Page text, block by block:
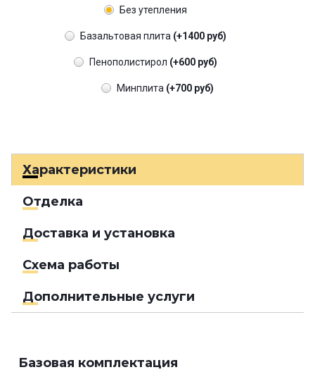
Без утепления
Базальтовая плита (+1400 руб)
Пенополистирол (+600 руб)
Минплита (+700 руб)
Характеристики
Отделка
Доставка и установка
Схема работы
Дополнительные услуги
Базовая комплектация